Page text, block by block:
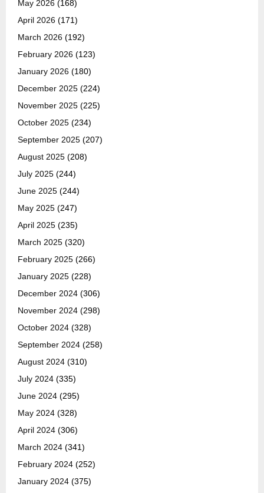
May 2026 (168)
April 2026 (171)
March 2026 (192)
February 2026 (123)
January 2026 (180)
December 2025 (224)
November 2025 (225)
October 2025 (234)
September 2025 (207)
August 2025 (208)
July 2025 (244)
June 2025 (244)
May 2025 (247)
April 2025 (235)
March 2025 (320)
February 2025 (266)
January 2025 (228)
December 2024 (306)
November 2024 (298)
October 2024 (328)
September 2024 (258)
August 2024 (310)
July 2024 (335)
June 2024 (295)
May 2024 (328)
April 2024 (306)
March 2024 (341)
February 2024 (252)
January 2024 (375)